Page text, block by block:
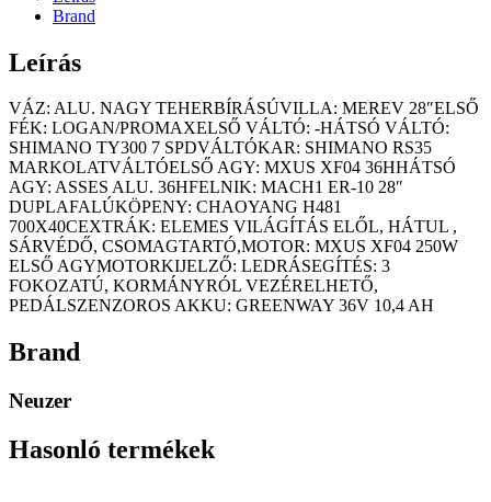
Brand
Leírás
VÁZ: ALU. NAGY TEHERBÍRÁSÚVILLA: MEREV 28″ELSŐ
FÉK: LOGAN/PROMAXELSŐ VÁLTÓ: -HÁTSÓ VÁLTÓ:
SHIMANO TY300 7 SPDVÁLTÓKAR: SHIMANO RS35
MARKOLATVÁLTÓELSŐ AGY: MXUS XF04 36HHÁTSÓ
AGY: ASSES ALU. 36HFELNIK: MACH1 ER-10 28″
DUPLAFALÚKÖPENY: CHAOYANG H481
700X40CEXTRÁK: ELEMES VILÁGÍTÁS ELŐL, HÁTUL ,
SÁRVÉDŐ, CSOMAGTARTÓ,MOTOR: MXUS XF04 250W
ELSŐ AGYMOTORKIJELZŐ: LEDRÁSEGÍTÉS: 3
FOKOZATÚ, KORMÁNYRÓL VEZÉRELHETŐ,
PEDÁLSZENZOROS AKKU: GREENWAY 36V 10,4 AH
Brand
Neuzer
Hasonló termékek